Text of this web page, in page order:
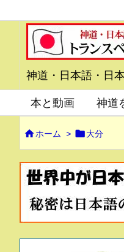
神道・日本語・日
本と動画 神道
ホーム > 大分